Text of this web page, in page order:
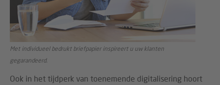
Met individueel bedrukt briefpapier inspireert u uw klanten
gegarandeerd.
Ook in het tijdperk van toenemende digitalisering hoort